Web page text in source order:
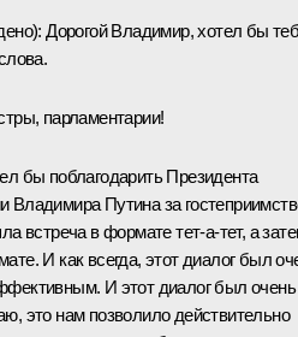
: Дорогой Владимир, хотел бы
парламентарии!
бы поблагодарить Президента
Владимира Путина за
встреча в формате тет‑а‑тет, а
И как всегда, этот диалог был
И этот диалог был очень
это нам позволило действительно